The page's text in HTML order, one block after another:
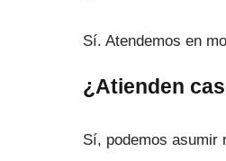
Sí. Atendemos en
¿Atienden
Sí, podemos asumir